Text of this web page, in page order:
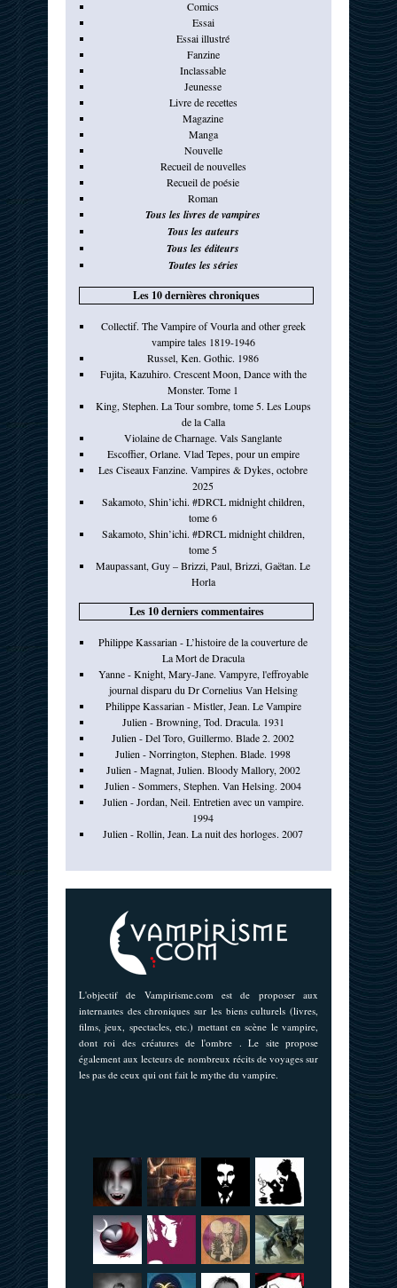
Comics
Essai
Essai illustré
Fanzine
Inclassable
Jeunesse
Livre de recettes
Magazine
Manga
Nouvelle
Recueil de nouvelles
Recueil de poésie
Roman
Tous les livres de vampires
Tous les auteurs
Tous les éditeurs
Toutes les séries
Les 10 dernières chroniques
Collectif. The Vampire of Vourla and other greek
vampire tales 1819-1946
Russel, Ken. Gothic. 1986
Fujita, Kazuhiro. Crescent Moon, Dance with the
Monster. Tome 1
King, Stephen. La Tour sombre, tome 5. Les Loups
de la Calla
Violaine de Charnage. Vals Sanglante
Escoffier, Orlane. Vlad Tepes, pour un empire
Les Ciseaux Fanzine. Vampires & Dykes, octobre
2025
Sakamoto, Shin’ichi. #DRCL midnight children,
tome 6
Sakamoto, Shin’ichi. #DRCL midnight children,
tome 5
Maupassant, Guy – Brizzi, Paul, Brizzi, Gaëtan. Le
Horla
Les 10 derniers commentaires
Philippe Kassarian - L’histoire de la couverture de
La Mort de Dracula
Yanne - Knight, Mary-Jane. Vampyre, l'effroyable
journal disparu du Dr Cornelius Van Helsing
Philippe Kassarian - Mistler, Jean. Le Vampire
Julien - Browning, Tod. Dracula. 1931
Julien - Del Toro, Guillermo. Blade 2. 2002
Julien - Norrington, Stephen. Blade. 1998
Julien - Magnat, Julien. Bloody Mallory, 2002
Julien - Sommers, Stephen. Van Helsing. 2004
Julien - Jordan, Neil. Entretien avec un vampire.
1994
Julien - Rollin, Jean. La nuit des horloges. 2007
L'objectif de Vampirisme.com est de proposer aux
internautes des chroniques sur les biens culturels (livres,
films, jeux, spectacles, etc.) mettant en scène le vampire,
dont roi des créatures de l'ombre . Le site propose
également aux lecteurs de nombreux récits de voyages sur
les pas de ceux qui ont fait le mythe du vampire.